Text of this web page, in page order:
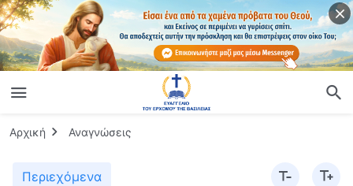
Αρχική Αναγνώσεις
Περιεχόμενα